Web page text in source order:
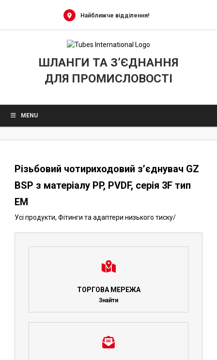
Найближче відділення!
ШЛАНГИ ТА З’ЄДНАННЯ
ДЛЯ ПРОМИСЛОВОСТІ
MENU
Різьбовий чотириходовий з’єднувач GZ
BSP з матеріалу PP, PVDF, серія 3F тип
EM
Усі продукти, Фітинги та адаптери низького тиску/
ТОРГОВА МЕРЕЖА
Знайти